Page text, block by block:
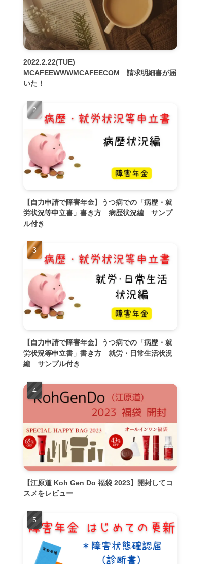
2022.2.22(TUE)
MCAFEEWWWMCAFEECOM 請求明細書が届
いた！
【自力申請で障害年金】うつ病での「病歴・就
労状況等申立書」書き方 病歴状況編 サンプ
ル付き
【自力申請で障害年金】うつ病での「病歴・就
労状況等申立書」書き方 就労・日常生活状況
編 サンプル付き
【江原道 Koh Gen Do 福袋 2023】開封してコ
スメをレビュー